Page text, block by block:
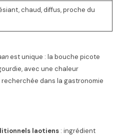
chaud, diffus, proche du
est unique : la bouche picote
avec une chaleur
dans la gastronomie
laotiens : ingrédient